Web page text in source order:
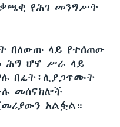
የሕገ መንግሥት
በለውጡ ላይ የተሰጠው
ሕግ ሆኖ ሥራ ላይ
በፊት፥ሊያጋጥሙት
መሰናክሎች
አልፏል።